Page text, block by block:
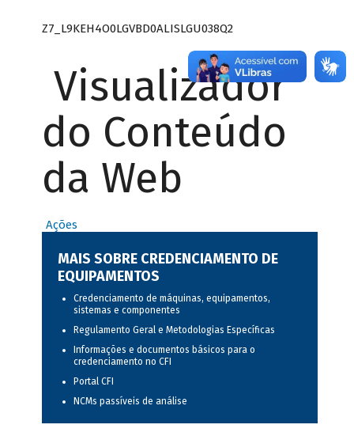
Z7_L9KEH4O0LGVBD0ALISLGU038Q2
Visualizador
do Conteúdo
da Web
Ações
MAIS SOBRE CREDENCIAMENTO DE
EQUIPAMENTOS
Credenciamento de máquinas, equipamentos,
sistemas e componentes
Regulamento Geral e Metodologias Específicas
Informações e documentos básicos para o
credenciamento no CFI
Portal CFI
NCMs passíveis de análise